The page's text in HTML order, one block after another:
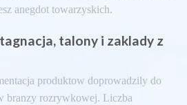
anegdot towarzyskich.
talony i zaklady z
produktow doprowadzily do
branzy rozrywkowej. Liczba